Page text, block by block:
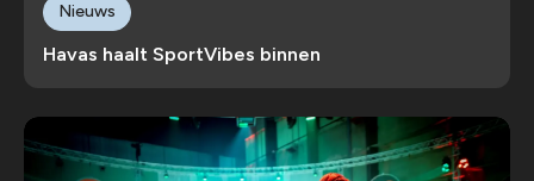
Havas haalt SportVibes binnen
Nieuws